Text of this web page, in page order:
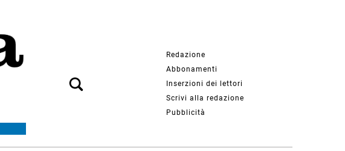
Redazione
Abbonamenti
Inserzioni dei lettori
Scrivi alla redazione
Pubblicità